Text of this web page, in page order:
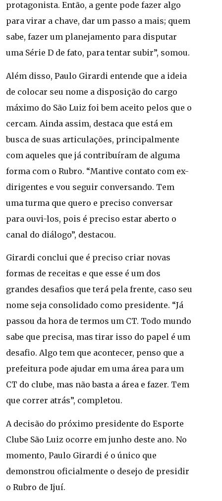
protagonista. Então, a gente pode fazer algo
para virar a chave, dar um passo a mais; quem
sabe, fazer um planejamento para disputar
uma Série D de fato, para tentar subir”, somou.
Além disso, Paulo Girardi entende que a ideia
de colocar seu nome a disposição do cargo
máximo do São Luiz foi bem aceito pelos que o
cercam. Ainda assim, destaca que está em
busca de suas articulações, principalmente
com aqueles que já contribuíram de alguma
forma com o Rubro. “Mantive contato com ex-
dirigentes e vou seguir conversando. Tem
uma turma que quero e preciso conversar
para ouvi-los, pois é preciso estar aberto o
canal do diálogo”, destacou.
Girardi conclui que é preciso criar novas
formas de receitas e que esse é um dos
grandes desafios que terá pela frente, caso seu
nome seja consolidado como presidente. “Já
passou da hora de termos um CT. Todo mundo
sabe que precisa, mas tirar isso do papel é um
desafio. Algo tem que acontecer, penso que a
prefeitura pode ajudar em uma área para um
CT do clube, mas não basta a área e fazer. Tem
que correr atrás”, completou.
A decisão do próximo presidente do Esporte
Clube São Luiz ocorre em junho deste ano. No
momento, Paulo Girardi é o único que
demonstrou oficialmente o desejo de presidir
o Rubro de Ijuí.